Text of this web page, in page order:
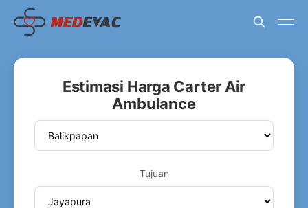
Estimasi Harga Carter Air
Ambulance
Tujuan